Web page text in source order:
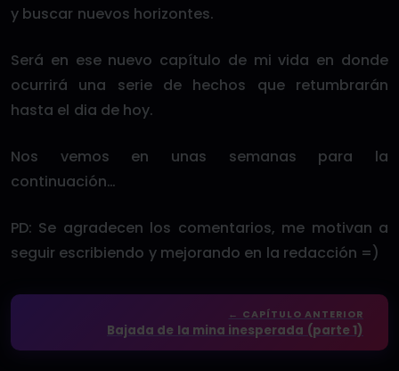
y buscar nuevos horizontes.
Será en ese nuevo capítulo de mi vida en donde
ocurrirá una serie de hechos que retumbrarán
hasta el dia de hoy.
Nos vemos en unas semanas para la
continuación…
PD: Se agradecen los comentarios, me motivan a
seguir escribiendo y mejorando en la redacción =)
← CAPÍTULO ANTERIOR
Bajada de la mina inesperada (parte 1)